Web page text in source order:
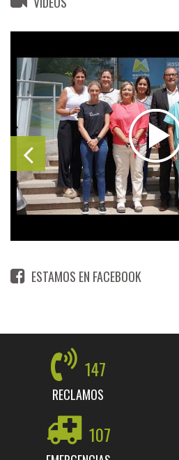
ESTAMOS EN FACEBOOK
147
RECLAMOS
107